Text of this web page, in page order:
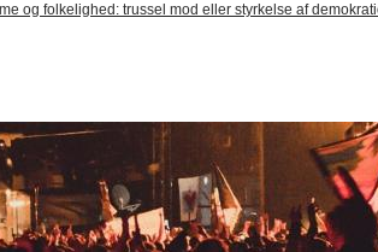
og folkelighed: trussel mod eller styrkelse af